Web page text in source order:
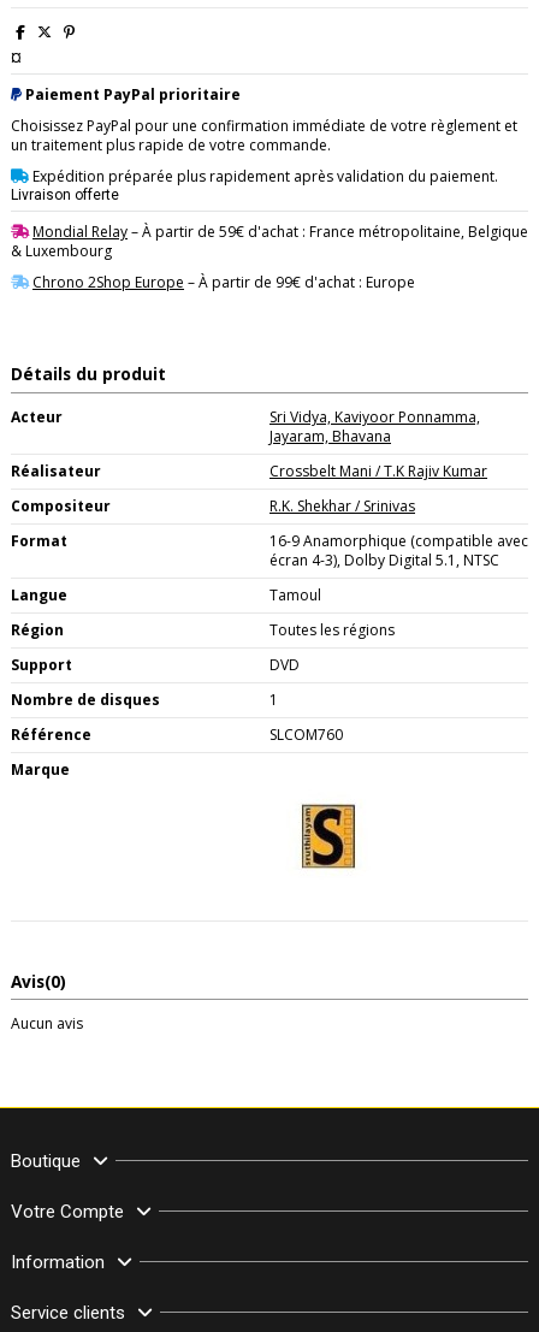
¤
Paiement PayPal prioritaire
Choisissez PayPal pour une confirmation immédiate de votre règlement et
un traitement plus rapide de votre commande.
Expédition préparée plus rapidement après validation du paiement.
Livraison offerte
Mondial Relay– À partir de 59€ d'achat : France métropolitaine, Belgique
& Luxembourg
Chrono 2Shop Europe – À partir de 99€ d'achat : Europe
Détails du produit
Acteur
Sri Vidya, Kaviyoor Ponnamma,
Jayaram, Bhavana
Réalisateur
Crossbelt Mani / T.K Rajiv Kumar
Compositeur
R.K. Shekhar / Srinivas
Format
16-9 Anamorphique (compatible avec
écran 4-3), Dolby Digital 5.1, NTSC
Langue
Tamoul
Région
Toutes les régions
Support
DVD
Nombre de disques
1
Référence
SLCOM760
Marque
Avis(0)
Aucun avis
Boutique
Votre Compte
Information
Service clients